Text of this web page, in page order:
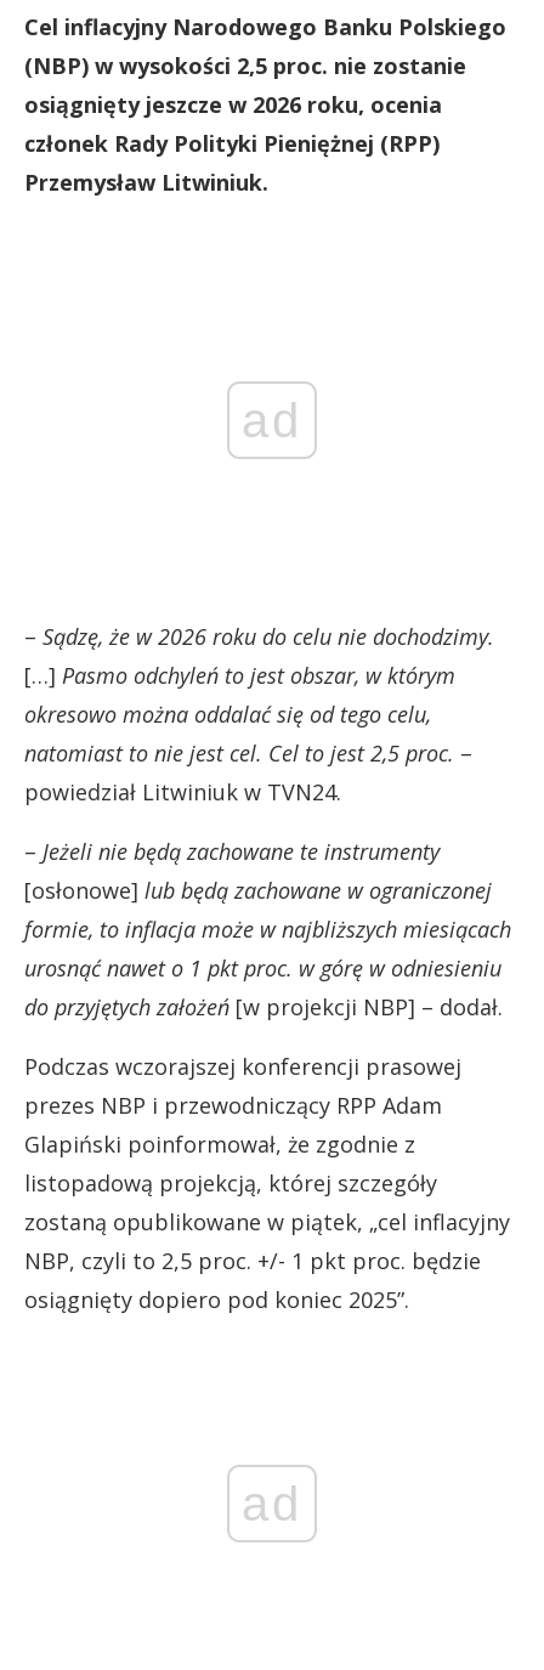
Cel inflacyjny Narodowego Banku Polskiego
(NBP) w wysokości 2,5 proc. nie zostanie
osiągnięty jeszcze w 2026 roku, ocenia
członek Rady Polityki Pieniężnej (RPP)
Przemysław Litwiniuk.
ad
– Sądzę, że w 2026 roku do celu nie dochodzimy.
[…] Pasmo odchyleń to jest obszar, w którym
okresowo można oddalać się od tego celu,
natomiast to nie jest cel. Cel to jest 2,5 proc. –
powiedział Litwiniuk w TVN24.
– Jeżeli nie będą zachowane te instrumenty
[osłonowe] lub będą zachowane w ograniczonej
formie, to inflacja może w najbliższych miesiącach
urosnąć nawet o 1 pkt proc. w górę w odniesieniu
do przyjętych założeń [w projekcji NBP] – dodał.
Podczas wczorajszej konferencji prasowej
prezes NBP i przewodniczący RPP Adam
Glapiński poinformował, że zgodnie z
listopadową projekcją, której szczegóły
zostaną opublikowane w piątek, „cel inflacyjny
NBP, czyli to 2,5 proc. +/- 1 pkt proc. będzie
osiągnięty dopiero pod koniec 2025”.
ad